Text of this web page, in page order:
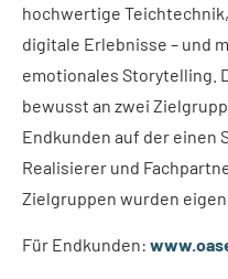
hochwertige
digitale Erlebnisse – und
emotionales Storytelling.
bewusst an zwei
Endkunden auf der einen
Realisierer und
Zielgruppen wurden
Für Endkunden: